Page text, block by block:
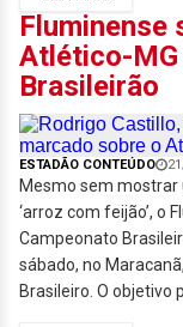
Fluminense
Atlético-MG
Brasileirão
ESTADÃO CONTEÚDO
Mesmo sem
‘arroz com feijão’, o
Campeonato
sábado, no
Brasileiro. O objetivo